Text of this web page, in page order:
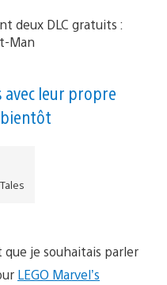
avec leur propre
je souhaitais parler
LEGO Marvel’s